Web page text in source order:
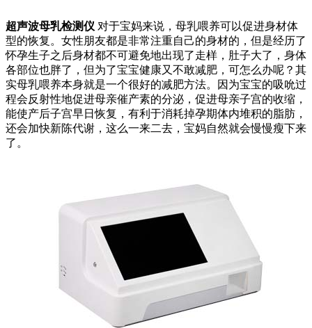
超声波母乳检测仪 对于宝妈来说，母乳喂养可以促进身材体
型的恢复。女性朋友都是非常注重自己的身材的，但是经历了
怀孕生子之后身材都不可避免地出现了走样，肚子大了，身体
各部位也胖了，但为了宝宝健康又不敢减肥，可怎么办呢？其
实母乳喂养本身就是一个很好的减肥方法。因为宝宝的吸吮过
程会反射性地促进母亲催产素的分泌，促进母亲子宫的收缩，
能使产后子宫早日恢复，有利于消耗掉孕期体内堆积的脂肪，
还会加快新陈代谢，这么一来二去，宝妈自然就会慢慢瘦下来
了。